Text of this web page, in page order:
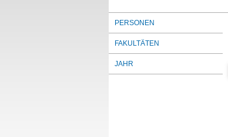
PERSONEN
FAKULTÄTEN
JAHR